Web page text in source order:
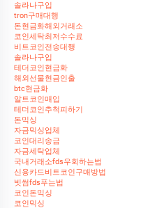
솔라나구입
tron구매대행
돈현금화해외거래소
코인세탁최저수수료
비트코인전송대행
솔라나구입
테더코인현금화
해외선물현금인출
btc현금화
알트코인매입
테더코인추척피하기
돈믹싱
자금믹싱업체
코인대리송금
자금세탁업체
국내거래소fds우회하는법
신용카드비트코인구매방법
빗썸fds푸는법
코인돈믹싱
코인믹싱